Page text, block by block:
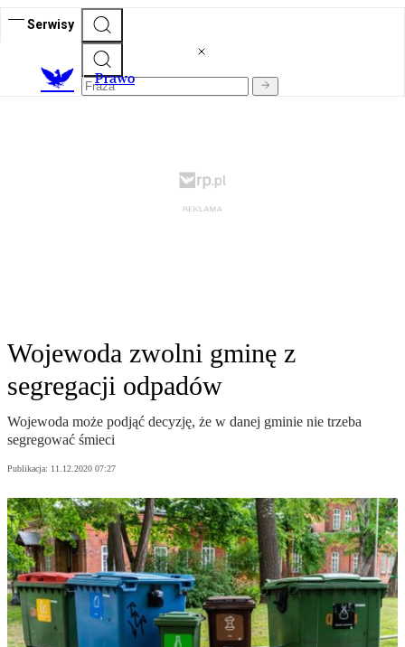
Serwisy
Prawo
Wojewoda zwolni gminę z
segregacji odpadów
Wojewoda może podjąć decyzję, że w danej gminie nie trzeba
segregować śmieci
Publikacja: 11.12.2020 07:27